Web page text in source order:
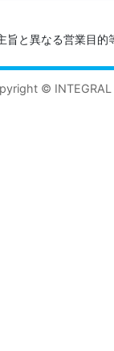
旨と異なる営業目
© INTEGRAL